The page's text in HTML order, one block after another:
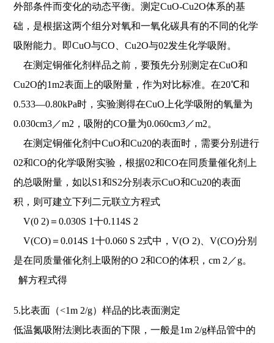
外部条件而变化的动态平衡。测定CuO-Cu2O体系的基
础，是根据这两个组分对氧和一氧化碳具有的不同的化学
吸附能力。即CuO与CO、Cu2O与02发生化学吸附。
在测定铜催化剂样品之前，要预先分别测定在CuO和
Cu2O的1m2表面上的吸附量，作为对比标准。在20℃和
0.533—0.80kPa时，实验测得在CuO上化学吸附的氧量为
0.030cm3／m2，吸附的CO量为0.060cm3／m2。
在测定铜催化剂中CuO和Cu20的表面时，需要分别进行
02和CO的化学吸附实验，根据02和CO在同质量催化剂上
的总吸附量，如以S1和S2分别表示CuO和Cu20的表面
积，则可建立下列二元联立方程式
V(0 2)＝0.030S 1十0.114S 2
V(CO)＝0.014S 1十0.060 S 2式中，V(O 2)、V(CO)分别
是在同质量催化剂上吸附的O 2和CO的体积，cm 2／g。
解方程式得
5.比表面（<1m 2/g）样品的比表面测定
低温氮吸附法测比表面的下限，一般是1m 2/g样品管中的